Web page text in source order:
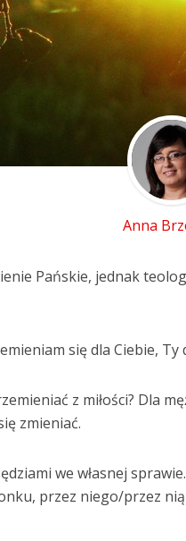
Anna
Pańskie, jednak
się dla Ciebie, Ty
z miłości? Dla
zmieniać.
we własnej
przez niego/przez